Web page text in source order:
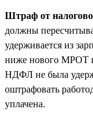
Штраф от
должны
удерживается из
ниже нового МРОТ и
НДФЛ не была
оштрафовать
уплачена.